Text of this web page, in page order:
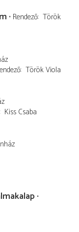
Rendező Török
Török Viola
Kiss Csaba